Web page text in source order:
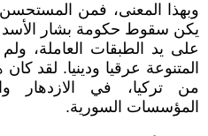
وبهذا المعنى، فمن
يكن سقوط حكومة بشار الأسد
على يد الطبقات العاملة،
المتنوعة عرقيا ودينيا. لقد
من تركيا، في الازدهار
المؤسسات السورية.